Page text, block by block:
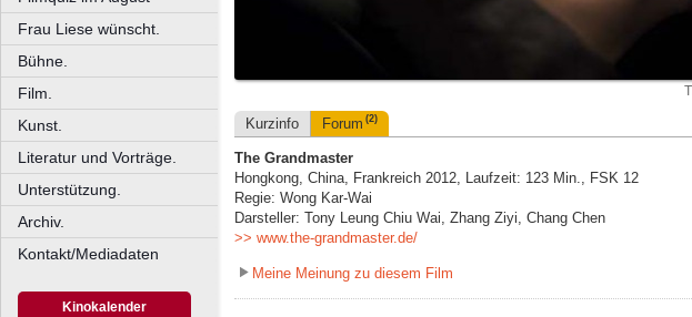
Frau Liese wünscht.
Bühne.
Film.
Kunst.
Literatur und Vorträge.
Unterstützung.
Archiv.
Kontakt/Mediadaten
Kinokalender
Kurzinfo Forum (2)
The Grandmaster
Hongkong, China, Frankreich 2012, Laufzeit: 123 Min., FSK 12
Regie: Wong Kar-Wai
Darsteller: Tony Leung Chiu Wai, Zhang Ziyi, Chang Chen
>> www.the-grandmaster.de/
Meine Meinung zu diesem Film